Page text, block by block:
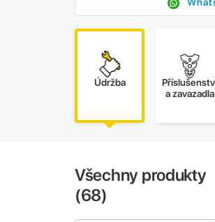
Údržba
a zavazadla
Všechny produkty
(68)